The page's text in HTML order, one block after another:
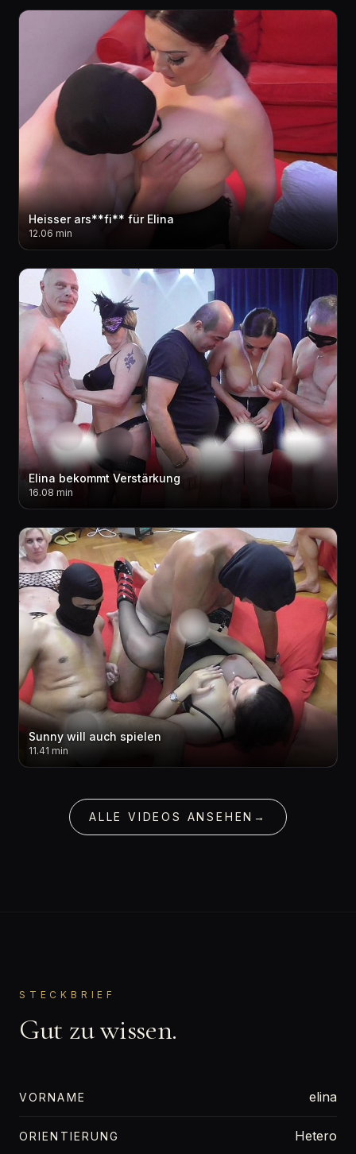
Heisser ars**fi** für Elina
12.06 min
Elina bekommt Verstärkung
16.08 min
Sunny will auch spielen
11.41 min
ALLE VIDEOS ANSEHEN →
STECKBRIEF
Gut zu wissen.
VORNAME elina
ORIENTIERUNG Hetero